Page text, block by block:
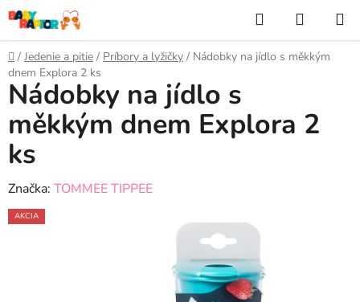
Prejsť
na
obsah
Hľadať
KOŠÍK
Domov
/ Jedenie a pitie / Príbory a lyžičky / Nádobky na jídlo s měkkým
dnem Explora 2 ks
Nádobky na jídlo s
měkkým dnem Explora 2
ks
Značka: TOMMEE TIPPEE
AKCIA